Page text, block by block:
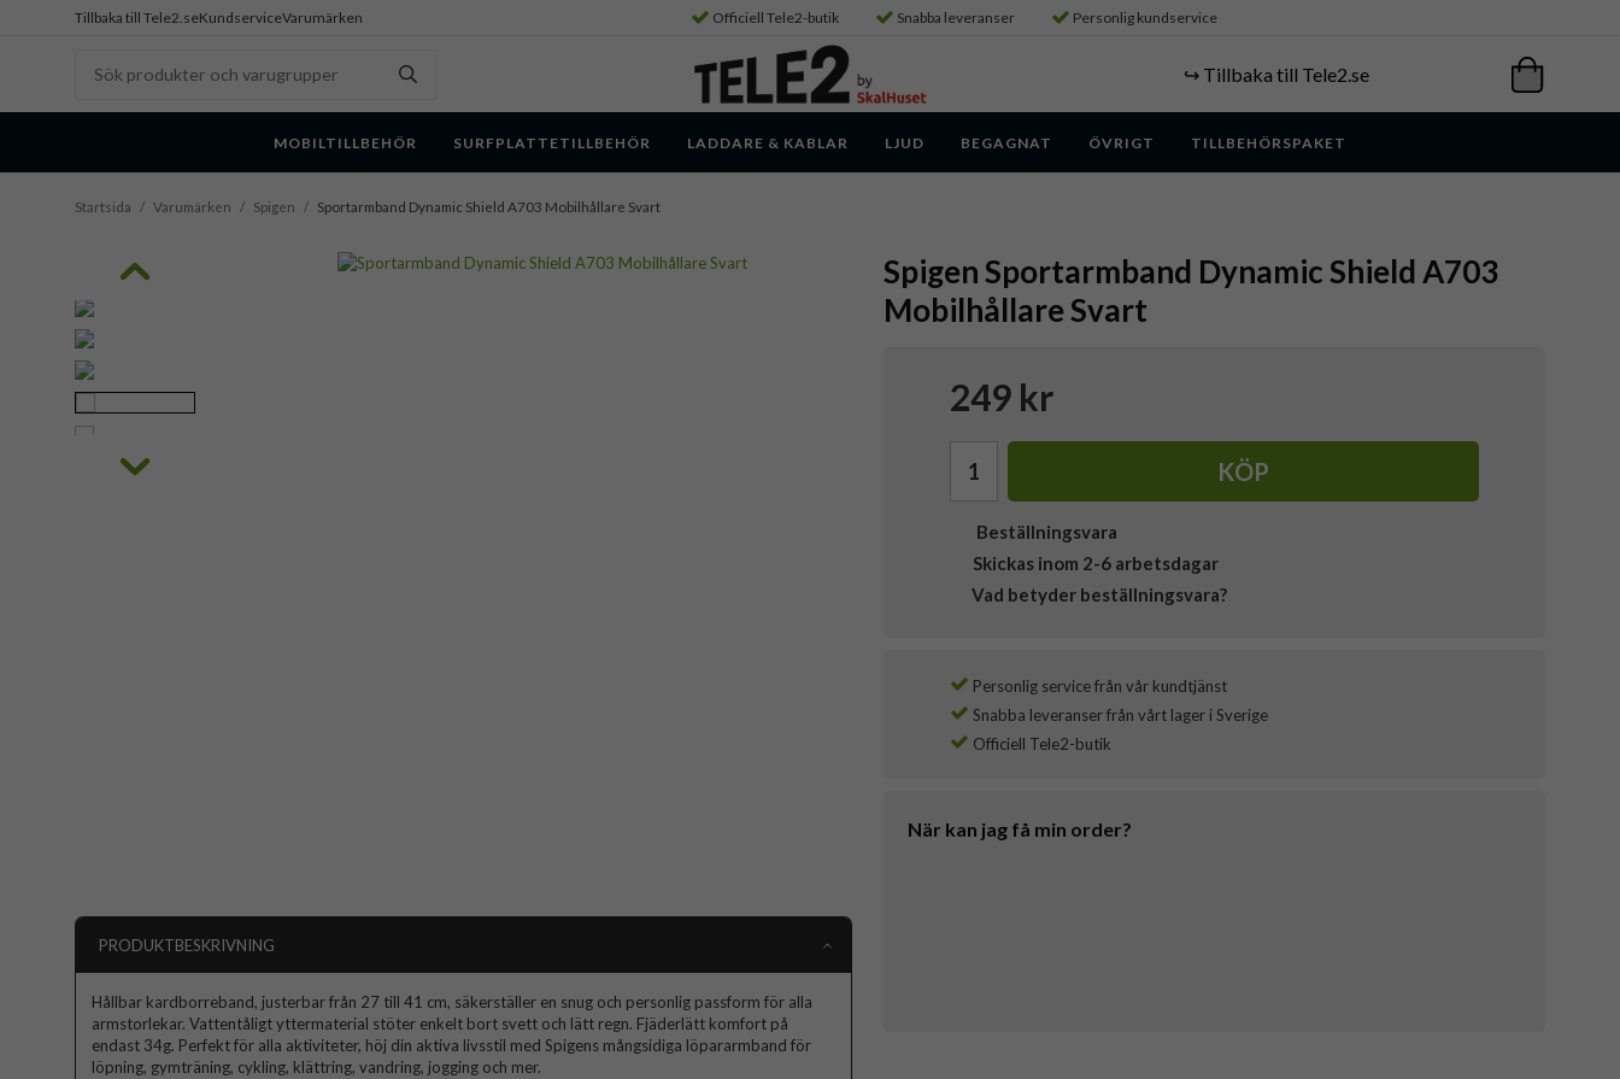
Tillbaka till Tele2.seKundserviceVarumärken Officiell Tele2-butik Snabba leveranser Personlig kundservice
↪️ Tillbaka till Tele2.se
MOBILTILLBEHÖR SURFPLATTETILLBEHÖR LADDARE & KABLAR LJUD BEGAGNAT ÖVRIGT TILLBEHÖRSPAKET
Startsida / Varumärken / Spigen / Sportarmband Dynamic Shield A703 Mobilhållare Svart
Spigen Sportarmband Dynamic Shield A703
Mobilhållare Svart
249 kr
KÖP
Beställningsvara
Skickas inom 2-6 arbetsdagar
Vad betyder beställningsvara?
Personlig service från vår kundtjänst
Snabba leveranser från vårt lager i Sverige
Officiell Tele2-butik
När kan jag få min order?
PRODUKTBESKRIVNING
Hållbar kardborreband, justerbar från 27 till 41 cm, säkerställer en snug och personlig passform för alla
armstorlekar. Vattentåligt yttermaterial stöter enkelt bort svett och lätt regn. Fjäderlätt komfort på
endast 34g. Perfekt för alla aktiviteter, höj din aktiva livsstil med Spigens mångsidiga löpararmband för
löpning, gymträning, cykling, klättring, vandring, jogging och mer.